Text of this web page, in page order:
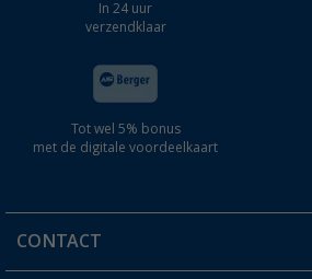
In 24 uur
verzendklaar
Tot wel 5% bonus
met de digitale voordeelkaart
CONTACT